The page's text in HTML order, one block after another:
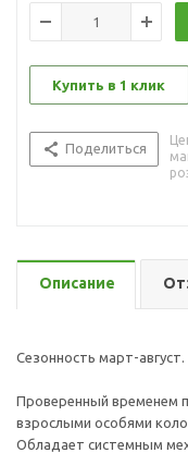
Купить в 1 клик
Поделиться
Описание
Сезонность март-август.
Проверенный временем
взрослыми особями
Обладает системным